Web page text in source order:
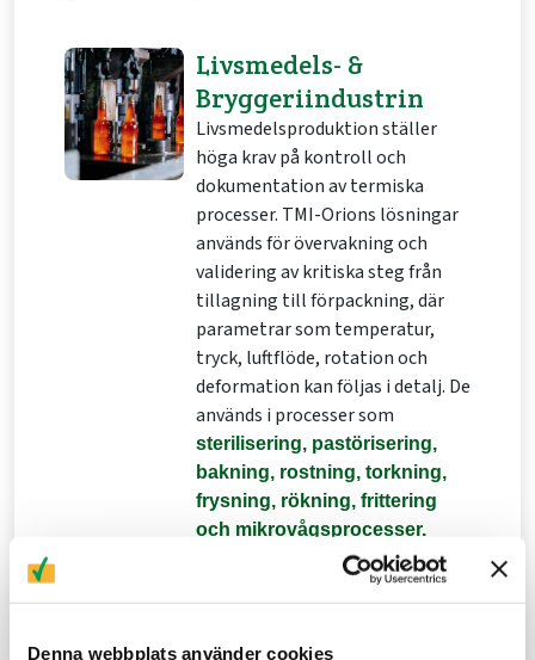
Denna webbplats använder cookies
Livsmedels- &
Bryggeriindustrin
Livsmedelsproduktion ställer
höga krav på kontroll och
dokumentation av termiska
processer. TMI-Orions lösningar
används för övervakning och
validering av kritiska steg från
tillagning till förpackning, där
parametrar som temperatur,
tryck, luftflöde, rotation och
deformation kan följas i detalj. De
används i processer som
sterilisering, pastörisering,
bakning, rostning, torkning,
frysning, rökning, frittering
och mikrovågsprocesser.
Resultatet är förbättrad
livsmedelssäkerhet, jämn